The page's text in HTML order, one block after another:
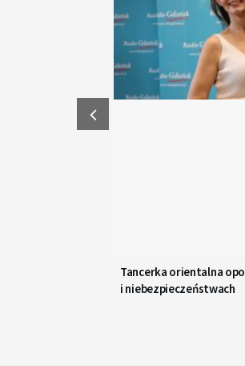
Tancerka orientalna
i niebezpieczeństwach